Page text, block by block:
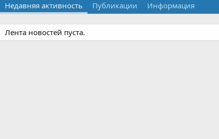
Недавняя активность Публикации Информация
Лента новостей пуста.